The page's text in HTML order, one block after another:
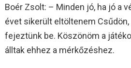
Boér Zsolt: – Minden jó, ha jó a
évet sikerült eltöltenem
fejeztünk be. Köszönöm a
álltak ehhez a mérkőzéshez.